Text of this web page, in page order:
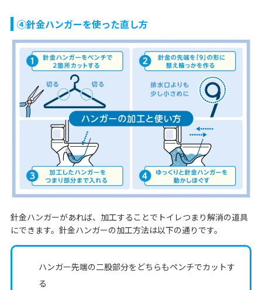
➃針金ハンガーを使った直し方
針金ハンガーがあれば、加工することでトイレつまり解消の道具
にできます。針金ハンガーの加工方法は以下の通りです。
ハンガー先端の二股部分をどちらもペンチでカットす
る